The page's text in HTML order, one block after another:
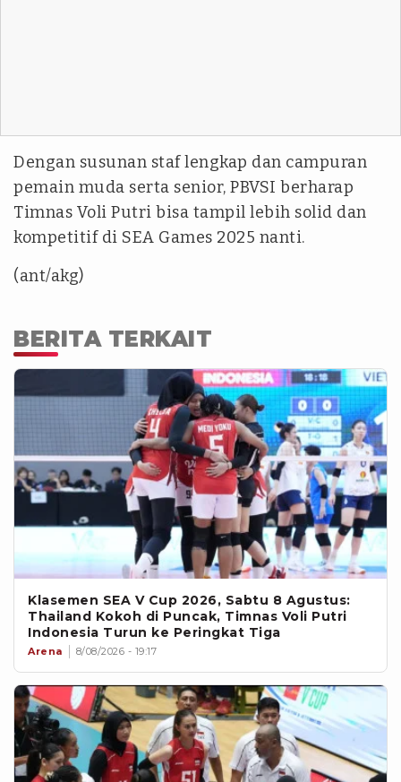
Dengan susunan staf lengkap dan campuran
pemain muda serta senior, PBVSI berharap
Timnas Voli Putri bisa tampil lebih solid dan
kompetitif di SEA Games 2025 nanti.
(ant/akg)
BERITA TERKAIT
Klasemen SEA V Cup 2026, Sabtu 8 Agustus:
Thailand Kokoh di Puncak, Timnas Voli Putri
Indonesia Turun ke Peringkat Tiga
Arena 8/08/2026 - 19:17